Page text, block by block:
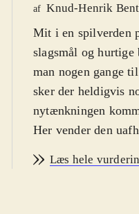
af Knud-Henrik
Mit i en spilverden
slagsmål og
man nogen gange
sker der heldigvis
nytænkningen
Her vender den
platformsgenren.
Læs hele